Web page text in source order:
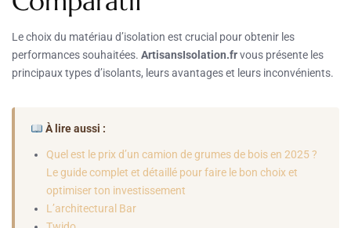
Le choix du matériau d’isolation est crucial pour obtenir les
performances souhaitées. ArtisansIsolation.frvous présente les
principaux types d’isolants, leurs avantages et leurs inconvénients.
À lire aussi :
Quel est le prix d’un camion de grumes de bois en 2025 ?
Le guide complet et détaillé pour faire le bon choix et
optimiser ton investissement
L’architectural Bar